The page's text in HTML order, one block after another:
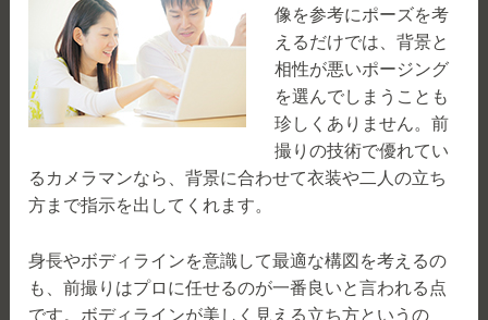
像を参考にポーズを考
えるだけでは、背景と
相性が悪いポージング
を選んでしまうことも
珍しくありません。前
撮りの技術で優れてい
るカメラマンなら、背景に合わせて衣装や二人の立ち
方まで指示を出してくれます。
身長やボディラインを意識して最適な構図を考えるの
も、前撮りはプロに任せるのが一番良いと言われる点
です。ボディラインが美しく見える立ち方というの